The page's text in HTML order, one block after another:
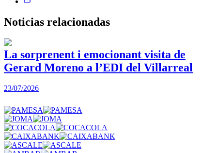
Noticias relacionadas
La sorprenent i emocionant visita de
Gerard Moreno a l’EDI del Villarreal
23/07/2026